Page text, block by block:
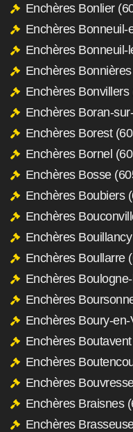
Enchères Bonlier
Enchères Bonneuil-
Enchères Bonneuil-
Enchères
Enchères Bonvillers
Enchères Boran-
Enchères Borest
Enchères Bornel
Enchères Bosse
Enchères Boubiers
Enchères
Enchères
Enchères Boullarre
Enchères
Enchères
Enchères Boury-
Enchères
Enchères
Enchères
Enchères Braisnes
Enchères